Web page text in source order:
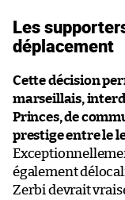
Les
déplacement
Cette décision
marseillais,
Princes, de
prestige entre le
également
Zerbi devrait